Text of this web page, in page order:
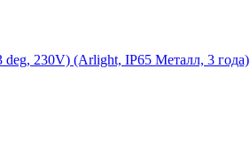
230V) (Arlight, IP65 Металл, 3 года)